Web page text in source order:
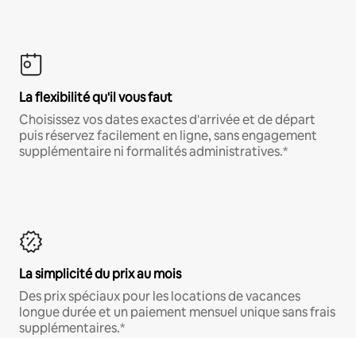
La flexibilité qu'il vous faut
Choisissez vos dates exactes d'arrivée et de départ
puis réservez facilement en ligne, sans engagement
supplémentaire ni formalités administratives.*
La simplicité du prix au mois
Des prix spéciaux pour les locations de vacances
longue durée et un paiement mensuel unique sans frais
supplémentaires.*